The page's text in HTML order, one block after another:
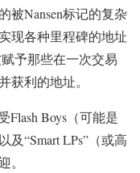
被Nansen标记的复杂
现各种里程碑的地址
予那些在一次交易
获利的地址。
Flash Boys（可能是
“Smart LPs”（或高
。